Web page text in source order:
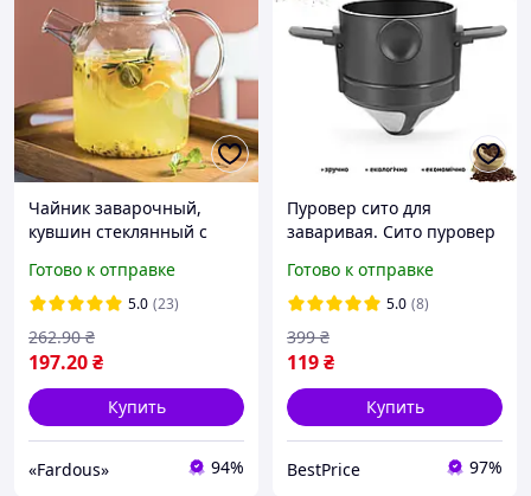
Чайник заварочный,
кувшин стеклянный с
1800 мл
Готово к отправке
5.0 (23)
197.20₴
262.90 ₴
Купить
«Fardous» 94%
Пуровер сито для
заваривая. Сито пуровер
Фильтр для кофе. Фильтр
пуровер для заваривания
Готово к отправке
5.0 (8)
119₴
399 ₴
Купить
BestPrice 97%